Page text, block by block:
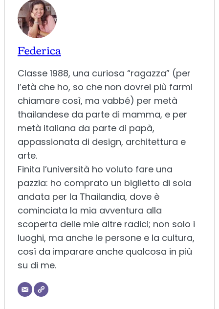
Federica
Classe 1988, una curiosa “ragazza” (per
l’età che ho, so che non dovrei più farmi
chiamare così, ma vabbé) per metà
thailandese da parte di mamma, e per
metà italiana da parte di papà,
appassionata di design, architettura e
arte.
Finita l’università ho voluto fare una
pazzia: ho comprato un biglietto di sola
andata per la Thailandia, dove è
cominciata la mia avventura alla
scoperta delle mie altre radici; non solo i
luoghi, ma anche le persone e la cultura,
così da imparare anche qualcosa in più
su di me.